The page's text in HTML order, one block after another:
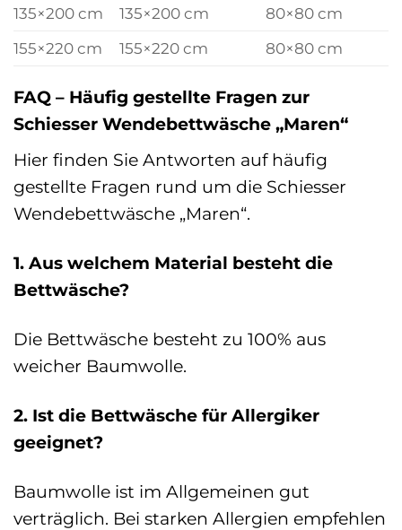
135×200 cm 135×200 cm
80×80 cm
155×220 cm
155×220 cm 80×80 cm
FAQ – Häufig gestellte Fragen zur
Schiesser Wendebettwäsche „Maren“
Hier finden Sie Antworten auf häufig
gestellte Fragen rund um die Schiesser
Wendebettwäsche „Maren“.
1. Aus welchem Material besteht die
Bettwäsche?
Die Bettwäsche besteht zu 100% aus
weicher Baumwolle.
2. Ist die Bettwäsche für Allergiker
geeignet?
Baumwolle ist im Allgemeinen gut
verträglich. Bei starken Allergien empfehlen